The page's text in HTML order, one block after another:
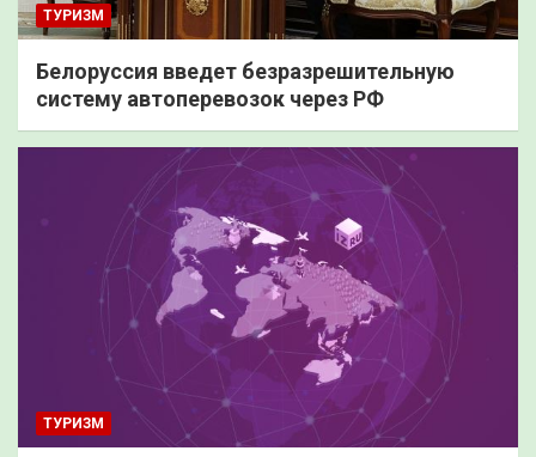
ТУРИЗМ
Белоруссия введет безразрешительную
систему автоперевозок через РФ
ТУРИЗМ